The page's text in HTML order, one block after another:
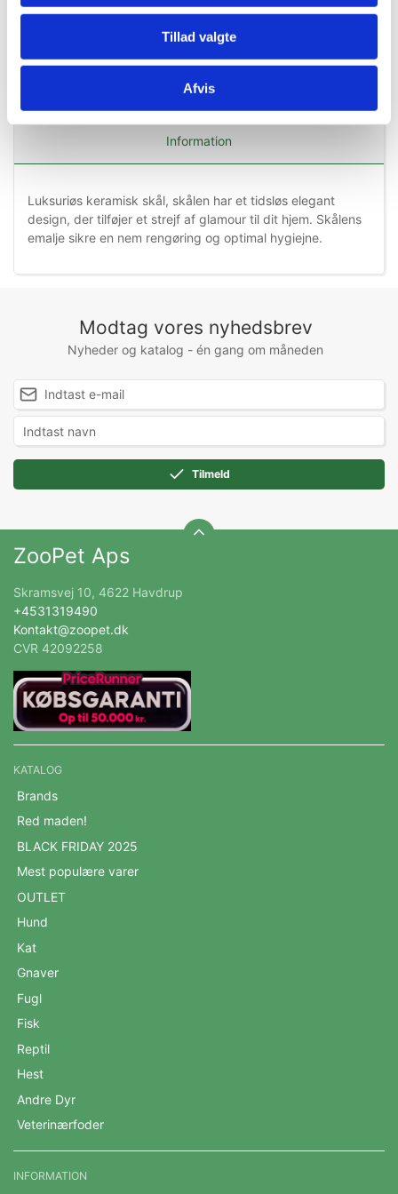
Tillad valgte
Afvis
Information
Luksuriøs keramisk skål, skålen har et tidsløs elegant
design, der tilføjer et strejf af glamour til dit hjem. Skålens
emalje sikre en nem rengøring og optimal hygiejne.
Modtag vores nyhedsbrev
Nyheder og katalog - én gang om måneden
Tilmeld
ZooPet Aps
Skramsvej 10, 4622 Havdrup
+4531319490
Kontakt@zoopet.dk
CVR 42092258
KATALOG
Brands
Red maden!
BLACK FRIDAY 2025
Mest populære varer
OUTLET
Hund
Kat
Gnaver
Fugl
Fisk
Reptil
Hest
Andre Dyr
Veterinærfoder
INFORMATION